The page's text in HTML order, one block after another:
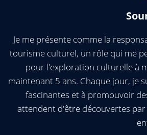
Je me présente comme la
tourisme culturel, un rôle qui me
pour l'exploration culturelle à
maintenant 5 ans. Chaque jour, je
fascinantes et à promouvoir
attendent d'être découvertes